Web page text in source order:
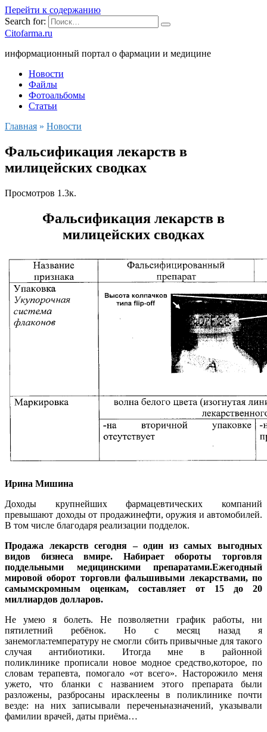
Перейти к содержанию
Search for:
Citofarma.ru
информационный портал о фармации и медицине
Новости
Файлы
Фотоальбомы
Статьи
Главная » Новости
Фальсификация лекарств в
милицейских сводках
Просмотров 1.3к.
Фальсификация лекарств в
милицейских сводках
Ирина Мишина
Доходы крупнейших фармацевтических компаний
превышают доходы от продажинефти, оружия и автомобилей.
В том числе благодаря реализации подделок.
Продажа лекарств сегодня – один из самых выгодных
видов бизнеса вмире. Набирает обороты торговля
поддельными медицинскими препаратами.Ежегодный
мировой оборот торговли фальшивыми лекарствами, по
самымскромным оценкам, составляет от 15 до 20
миллиардов долларов.
Не умею я болеть. Не позволяетни график работы, ни
пятилетний ребёнок. Но с месяц назад я
занемогла:температуру не смогли сбить привычные для такого
случая антибиотики. Итогда мне в районной
поликлинике прописали новое модное средство,которое, по
словам терапевта, помогало «от всего». Насторожило меня
ужето, что бланки с названием этого препарата были
разложены, разбросаны ирасклеены в поликлинике почти
везде: на них записывали переченьназначений, указывали
фамилии врачей, даты приёма…